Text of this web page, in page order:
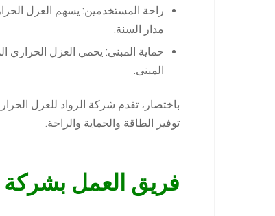
راحة المستخدمين: يسهم العزل
مدار السنة.
حماية المبنى: يحمي العزل الحراري
المبنى.
باختصار، تقدم شركة الرواد للعزل
توفير الطاقة والحماية والراحة.
فريق العمل بشركة